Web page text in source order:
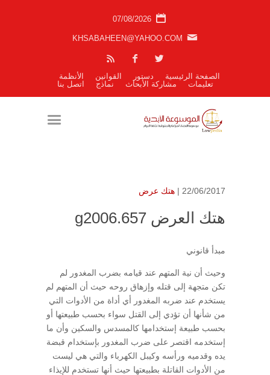
07/08/2026
KHSABAHEEN@YAHOO.COM
الصفحة الرئيسية دستور القوانين
الأنظمة
تعليمات
مشاركة الأبحاث نماذج اتصل بنا
22/06/2017 | هتك عرض
هتك العرض g2006.657
مبدأ قانوني
وحيث أن نية المتهم عند قيامه بضرب المغدور لم
تكن متجهة إلى قتله وإزهاق روحه حيث أن المتهم لم
يستخدم عند ضربه المغدور أي أداة من الأدوات التي
من شأنها أن تؤدي إلى القتل سواء بحسب طبيعتها أو
بحسب طبيعة إستخدامها كالمسدس والسكين وأن ما
إستخدمه اقتصر على ضرب المغدور بإستخدام قبضة
يده وقدميه ورأسه وكيبل الكهرباء والتي هي ليست
من الأدوات القاتلة بطبيعتها حيث أنها تستخدم للإيذاء